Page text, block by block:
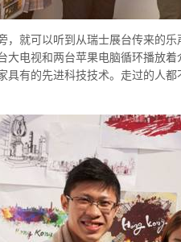
就可以听到从瑞士展台传来的乐
大电视和两台苹果电脑循环播放
具有的先进科技技术。走过的人